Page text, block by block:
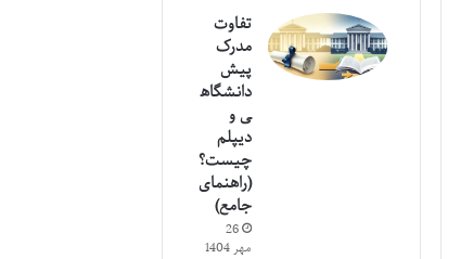
تفاوت
مدرک
پیش
دانشگاه
ی و
دیپلم
چیست؟
(راهنمای
جامع)
26
مهر 1404